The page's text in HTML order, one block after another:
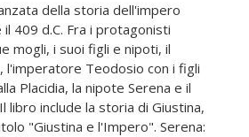
della storia dell'impero
409 d.C. Fra i protagonisti
mogli, i suoi figli e nipoti, il
l'imperatore Teodosio con i figli
Placidia, la nipote Serena e il
libro include la storia di Giustina,
"Giustina e l'Impero". Serena: